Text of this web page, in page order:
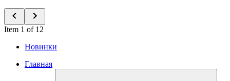
Item 1 of 12
Новинки
Главная